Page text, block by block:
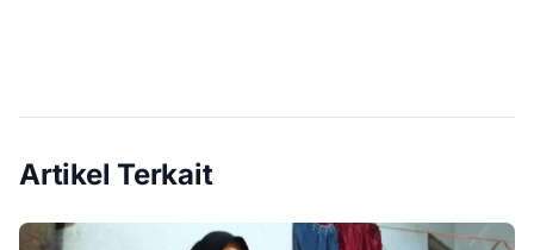
Artikel Terkait